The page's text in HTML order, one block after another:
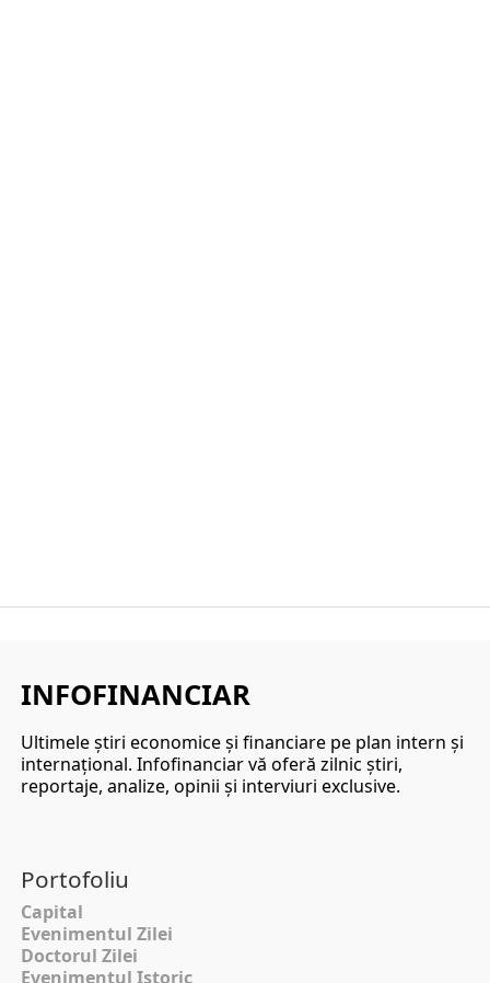
INFOFINANCIAR
Ultimele ştiri economice şi financiare pe plan intern şi
internaţional. Infofinanciar vă oferă zilnic ştiri,
reportaje, analize, opinii şi interviuri exclusive.
Portofoliu
Capital
Evenimentul Zilei
Doctorul Zilei
Evenimentul Istoric